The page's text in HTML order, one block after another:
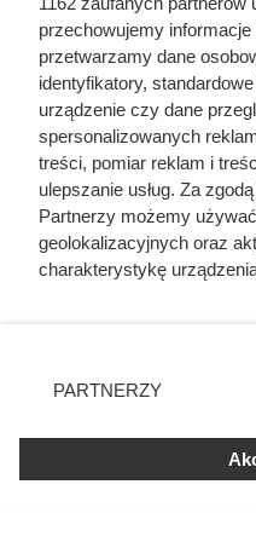
popularny
śmiertelnie
pupila
Awokado: zdrowy tłuszcz
Sprawdź, czy warto jeść je
je włączyć do menu.
Fajne Gotowanie
Inne serwisy Grupy
przechowujemy
przetwarzamy dane
identyfikatory,
urządzenie czy dane
spersonalizowanych
treści, pomiar reklam i
ulepszanie usług. Za
Partnerzy możemy
geolokalizacyjnych oraz
charakterystykę
zmienić/wycofać klikając
znajdujący się w lewym
rodzaje przetwarzania
użytkownika, ale masz
przetwarzaniu.
PARTNERZY